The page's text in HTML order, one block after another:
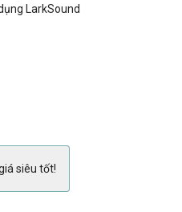
LarkSound
siêu tốt!